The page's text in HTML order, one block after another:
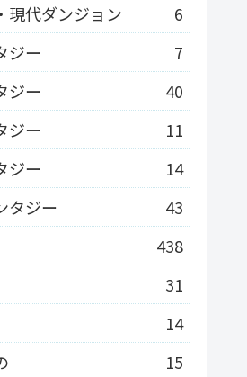
現代ダンジョン
6
ジー
7
ジー
40
ジー
11
ジー
14
タジー
43
438
31
14
15